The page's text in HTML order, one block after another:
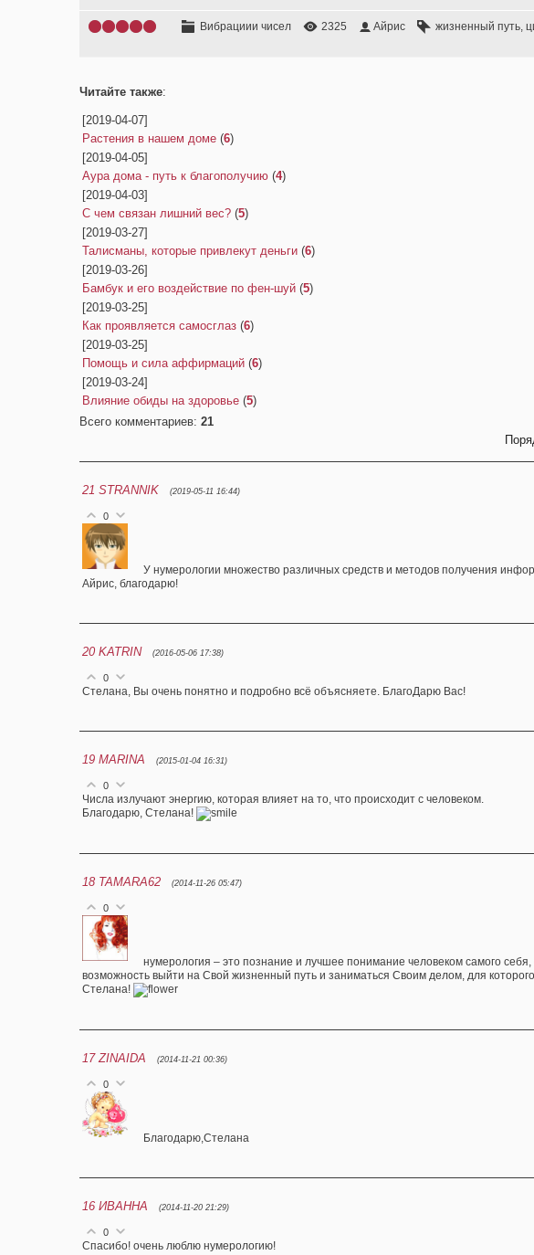
Вибрациии чисел 2325 Айрис жизненный путь,
Читайте также:
[2019-04-07]
Растения в нашем доме (6)
[2019-04-05]
Аура дома - путь к благополучию (4)
[2019-04-03]
С чем связан лишний вес? (5)
[2019-03-27]
Талисманы, которые привлекут деньги (6)
[2019-03-26]
Бамбук и его воздействие по фен-шуй (5)
[2019-03-25]
Как проявляется самосглаз (6)
[2019-03-25]
Помощь и сила аффирмаций (6)
[2019-03-24]
Влияние обиды на здоровье (5)
Всего комментариев: 21
21 STRANNIK (2019-05-11 16:44)
0
У нумерологии множество различных средств и методов получения
Айрис, благодарю!
20 KATRIN (2016-05-06 17:38)
0
Стелана, Вы очень понятно и подробно всё объясняете. БлагоДарю Вас!
19 MARINA (2015-01-04 16:31)
0
Числа излучают энергию, которая влияет на то, что происходит с человеком.
Благодарю, Стелана!
18 TAMARA62 (2014-11-26 05:47)
0
нумерология – это познание и лучшее понимание человеком самого
возможность выйти на Свой жизненный путь и заниматься Своим делом, для
Стелана!
17 ZINAIDA (2014-11-21 00:36)
0
Благодарю,Стелана
16 ИВАННА (2014-11-20 21:29)
0
Спасибо! очень люблю нумерологию!